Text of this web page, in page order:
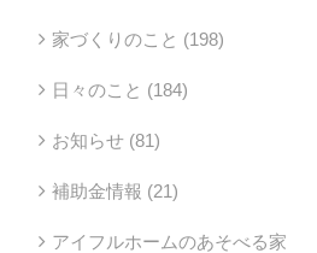
家づくりのこと (198)
日々のこと (184)
お知らせ (81)
補助金情報 (21)
アイフルホームのあそべる家